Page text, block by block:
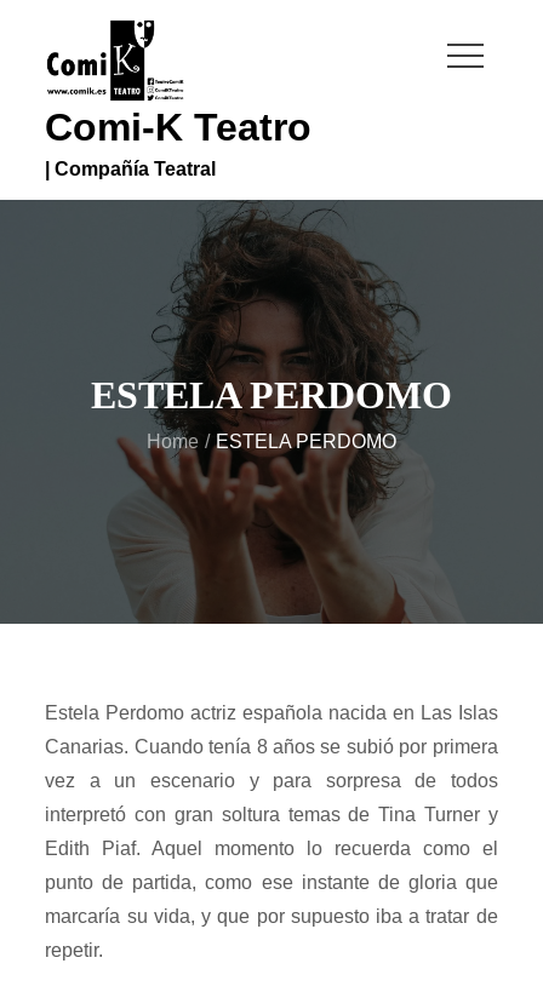
content
Comi-K Teatro
| Compañía Teatral
ESTELA PERDOMO
Home ESTELA PERDOMO
Estela Perdomo actriz española nacida en Las Islas
Canarias. Cuando tenía 8 años se subió por primera
vez a un escenario y para sorpresa de todos
interpretó con gran soltura temas de Tina Turner y
Edith Piaf. Aquel momento lo recuerda como el
punto de partida, como ese instante de gloria que
marcaría su vida, y que por supuesto iba a tratar de
repetir.